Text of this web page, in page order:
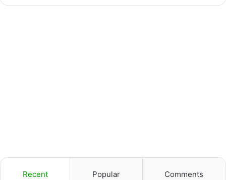
Recent Popular Comments